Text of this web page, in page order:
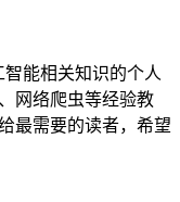
能相关知识的个人
网络爬虫等经验教
最需要的读者，希望